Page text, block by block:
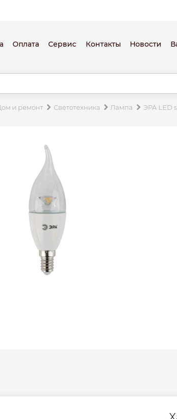
Оплата Сервис Контакты Новости
и ремонт Светотехника Лампа ЭРА LED